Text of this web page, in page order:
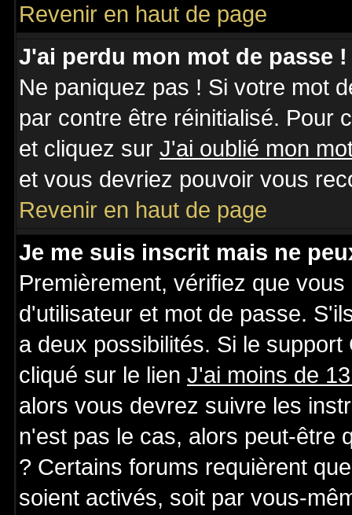
Revenir en haut de page
J'ai perdu mon mot de passe !
Ne paniquez pas ! Si votre mot
par contre être réinitialisé. Pour
et cliquez sur J'ai oublié mon
et vous devriez pouvoir vous
Revenir en haut de page
Je me suis inscrit mais ne
Premièrement, vérifiez que
d'utilisateur et mot de passe.
a deux possibilités. Si le
cliqué sur le lien J'ai moins de
alors vous devrez suivre les
n'est pas le cas, alors peut-être
? Certains forums requièrent
soient activés, soit par vous-